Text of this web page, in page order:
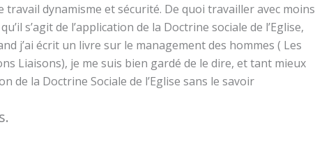
dynamisme et sécurité. De quoi travailler avec moins
s’agit de l’application de la Doctrine sociale de l’Eglise,
j’ai écrit un livre sur le management des hommes ( Les
Liaisons), je me suis bien gardé de le dire, et tant mieux
de la Doctrine Sociale de l’Eglise sans le savoir